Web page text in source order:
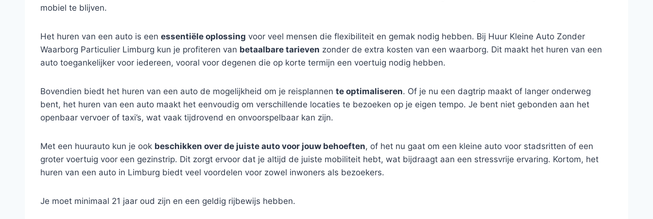
mobiel te blijven.
Het huren van een auto is een essentiële oplossing voor veel mensen die flexibiliteit en gemak nodig hebben. Bij Huur Kleine Auto Zonder
Waarborg Particulier Limburg kun je profiteren van betaalbare tarieven zonder de extra kosten van een waarborg. Dit maakt het huren van een
auto toegankelijker voor iedereen, vooral voor degenen die op korte termijn een voertuig nodig hebben.
Bovendien biedt het huren van een auto de mogelijkheid om je reisplannen te optimaliseren. Of je nu een dagtrip maakt of langer onderweg
bent, het huren van een auto maakt het eenvoudig om verschillende locaties te bezoeken op je eigen tempo. Je bent niet gebonden aan het
openbaar vervoer of taxi’s, wat vaak tijdrovend en onvoorspelbaar kan zijn.
Met een huurauto kun je ook beschikken over de juiste auto voor jouw behoeften, of het nu gaat om een kleine auto voor stadsritten of een
groter voertuig voor een gezinstrip. Dit zorgt ervoor dat je altijd de juiste mobiliteit hebt, wat bijdraagt aan een stressvrije ervaring. Kortom, het
huren van een auto in Limburg biedt veel voordelen voor zowel inwoners als bezoekers.
Je moet minimaal 21 jaar oud zijn en een geldig rijbewijs hebben.